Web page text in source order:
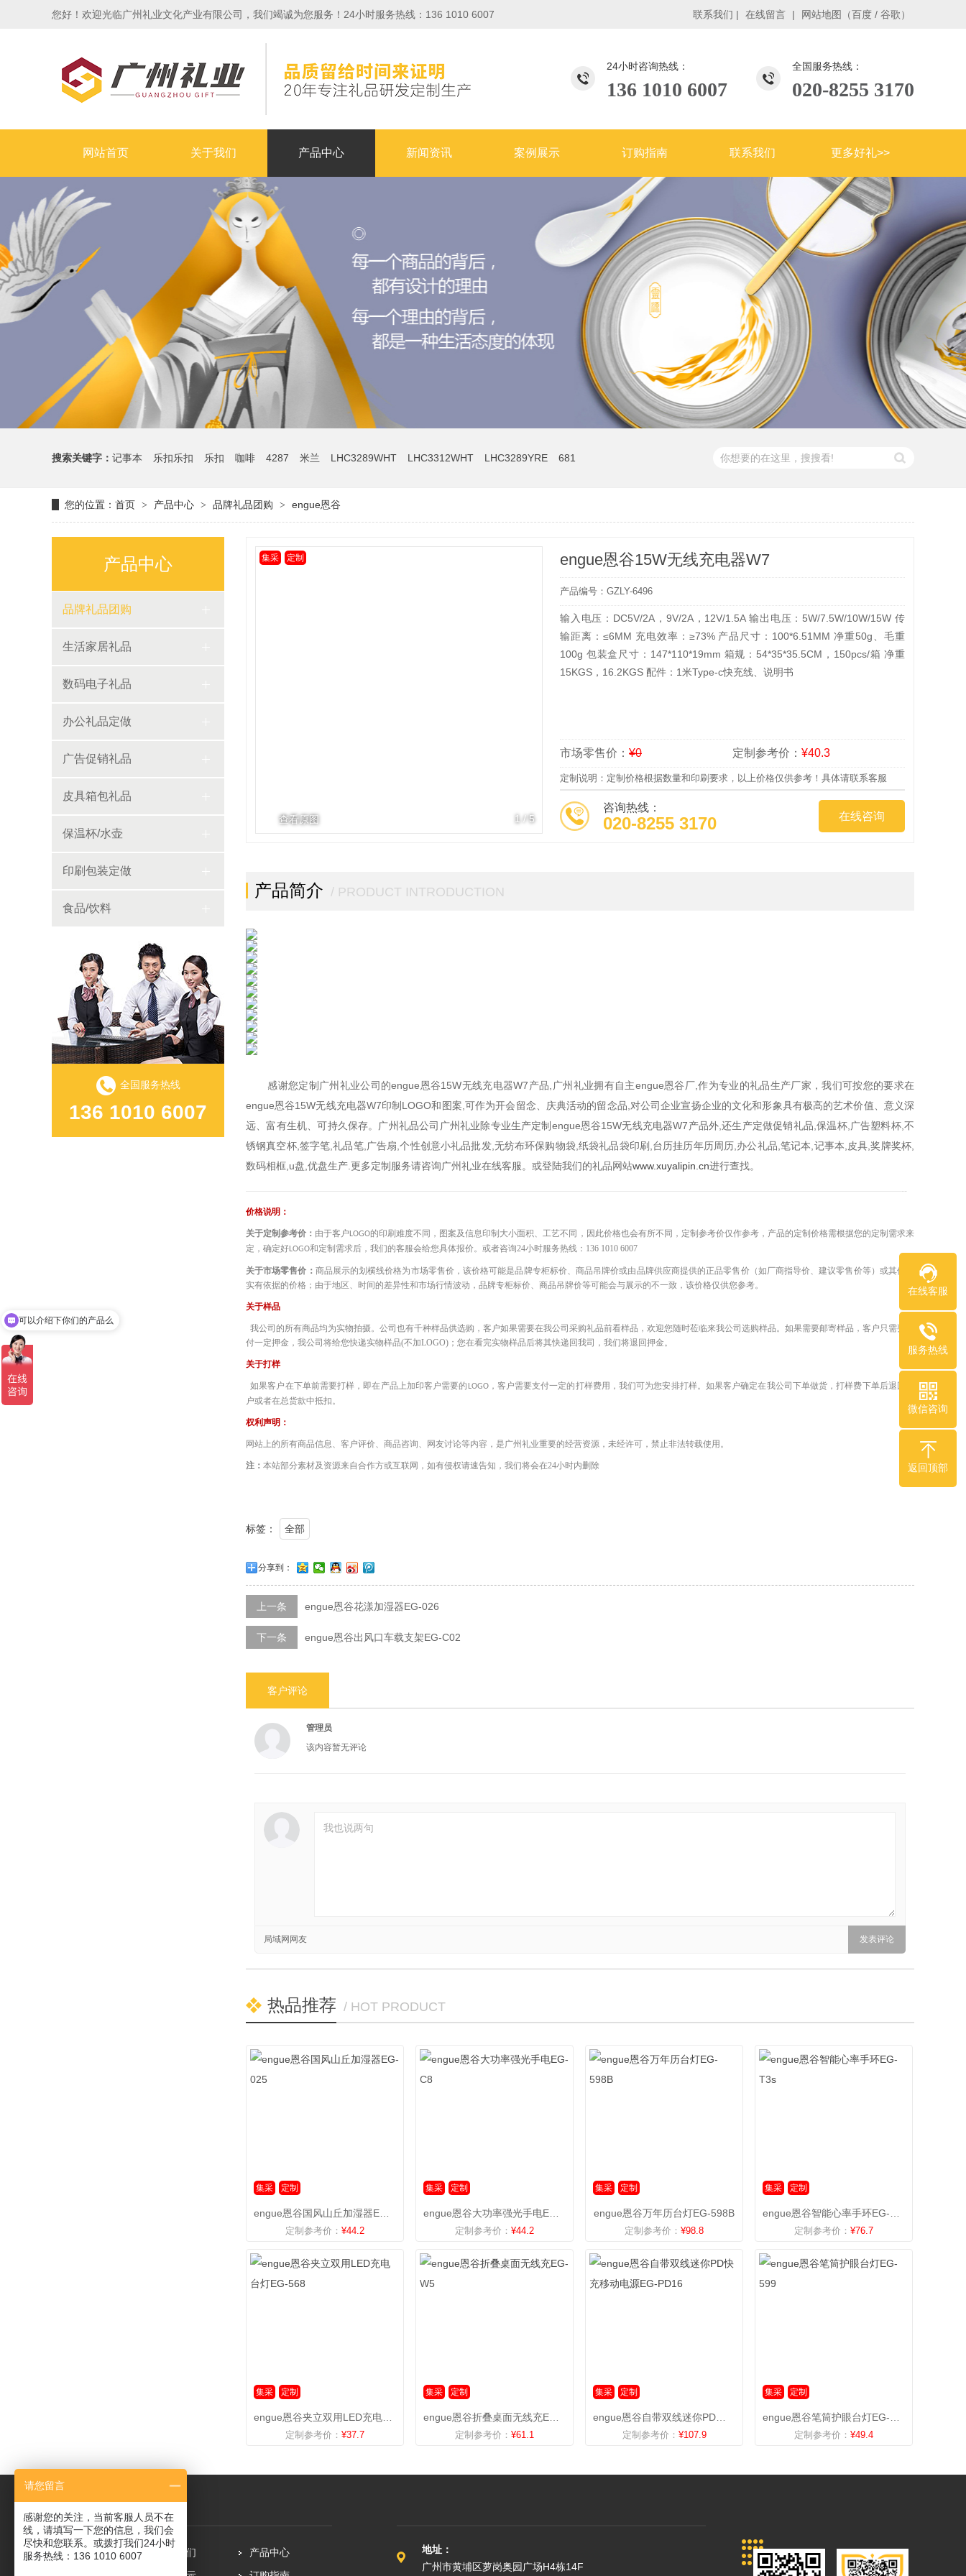
您好！欢迎光临广州礼业文化产业有限公司，我们竭诚为您服务！24小时服务热线：136 1010 6007 联系我们 | 在线留言 | 网站地图 （百度 / 谷歌）
全国服务热线：
020-8255 3170
24小时咨询热线：
136 1010 6007
网站首页 关于我们 产品中心 新闻资讯 案例展示 订购指南 联系我们 更多好礼>>
搜索关键字： 记事本 乐扣乐扣 乐扣 咖啡 4287 米兰 LHC3289WHT LHC3312WHT LHC3289YRE 681
您的位置： 首页 > 产品中心 > 品牌礼品团购 > engue恩谷
产品中心
品牌礼品团购
生活家居礼品
数码电子礼品
办公礼品定做
广告促销礼品
皮具箱包礼品
保温杯/水壶
印刷包装定做
食品/饮料
全国服务热线
136 1010 6007
1 / 5
查看原图
集采 定制 engue恩谷15W无线充电器W7
产品编号：GZLY-6496
输入电压：DC5V/2A，9V/2A，12V/1.5A 输出电压：5W/7.5W/10W/15W 传
输距离：≤6MM 充电效率：≥73% 产品尺寸：100*6.51MM 净重50g、毛重
100g 包装盒尺寸：147*110*19mm 箱规：54*35*35.5CM，150pcs/箱 净重
15KGS，16.2KGS 配件：1米Type-c快充线、说明书
市场零售价： ¥0 定制参考价： ¥40.3
定制说明：定制价格根据数量和印刷要求，以上价格仅供参考！具体请联系客服
咨询热线：
020-8255 3170 在线咨询
产品简介 / PRODUCT INTRODUCTION
感谢您定制广州礼业公司的engue恩谷15W无线充电器W7产品,广州礼业拥有自主engue恩谷厂,作为专业的礼品生产厂家，我们可按您的要求在
engue恩谷15W无线充电器W7印制LOGO和图案,可作为开会留念、庆典活动的留念品,对公司企业宣扬企业的文化和形象具有极高的艺术价值、意义深
远、富有生机、可持久保存。广州礼品公司广州礼业除专业生产定制engue恩谷15W无线充电器W7产品外,还生产定做促销礼品,保温杯,广告塑料杯,不
锈钢真空杯,签字笔,礼品笔,广告扇,个性创意小礼品批发,无纺布环保购物袋,纸袋礼品袋印刷,台历挂历年历周历,办公礼品,笔记本,记事本,皮具,奖牌奖杯,
数码相框,u盘,优盘生产.更多定制服务请咨询广州礼业在线客服。或登陆我们的礼品网站www.xuyalipin.cn进行查找。
————————————————————————————————————————————————————————————————————————————--
价格说明：
关于定制参考价： 由于客户LOGO的印刷难度不同，图案及信息印制大小面积、工艺不同，因此价格也会有所不同，定制参考价仅作参考，产品的定制价格需根据您的定制需求来
定，确定好LOGO和定制需求后，我们的客服会给您具体报价。或者咨询24小时服务热线：136 1010 6007
关于市场零售价： 商品展示的划横线价格为市场零售价，该价格可能是品牌专柜标价、商品吊牌价或由品牌供应商提供的正品零售价（如厂商指导价、建议零售价等）或其他真
实有依据的价格；由于地区、时间的差异性和市场行情波动，品牌专柜标价、商品吊牌价等可能会与展示的不一致，该价格仅供您参考。
关于样品
我公司的所有商品均为实物拍摄。公司也有千种样品供选购，客户如果需要在我公司采购礼品前看样品，欢迎您随时莅临来我公司选购样品。如果需要邮寄样品，客户只需要支
付一定押金，我公司将给您快递实物样品(不加LOGO)；您在看完实物样品后将其快递回我司，我们将退回押金。
关于打样
如果客户在下单前需要打样，即在产品上加印客户需要的 LOGO，客户需要支付一定的打样费用，我们可为您安排打样。如果客户确定在我公司下单做货，打样费下单后退回客
户或者在总货款中抵扣。
权利声明：
网站上的所有商品信息、客户评价、商品咨询、网友讨论等内容，是广州礼业重要的经营资源，未经许可，禁止非法转载使用。
注： 本站部分素材及资源来自合作方或互联网，如有侵权请速告知，我们将会在24小时内删除
标签： 全部
分享到：
上一条 engue恩谷花漾加湿器EG-026
下一条 engue恩谷出风口车载支架EG-C02
客户评论
管理员
该内容暂无评论
局域网网友
热品推荐 / HOT PRODUCT
集采 定制
定制参考价： ¥44.2
集采 定制
定制参考价： ¥44.2
集采 定制
engue恩谷万年历台灯EG-598B
定制参考价： ¥98.8
集采 定制
定制参考价： ¥76.7
集采 定制
定制参考价： ¥37.7
集采 定制
定制参考价： ¥61.1
集采 定制
定制参考价： ¥107.9
集采 定制
定制参考价： ¥49.4
网站首页 关于我们
产品中心
地址：
广州市黄埔区萝岗奥园广场H4栋14F
在线客服
服务热线
微信咨询
返回顶部
你们是怎么收费的呢
请您留言
感谢您的关注，当前客服人员不在
线，请填写一下您的信息，我们会
尽快和您联系。或拨打我们24小时
服务热线：136 1010 6007